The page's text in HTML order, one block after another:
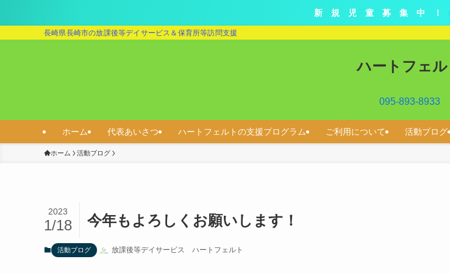
新 規 児 童 募 集 中 ！
長崎県長崎市の放課後等デイサービス＆保育所等訪問支援
ハートフェル
ホーム 代表あいさつ ハートフェルトの支援プログラム ご利用について 活動ブログ
095-893-8933
ホーム 活動ブログ
今年もよろしくお願いします！
2023
1/18
活動ブログ 放課後等デイサービス ハートフェルト